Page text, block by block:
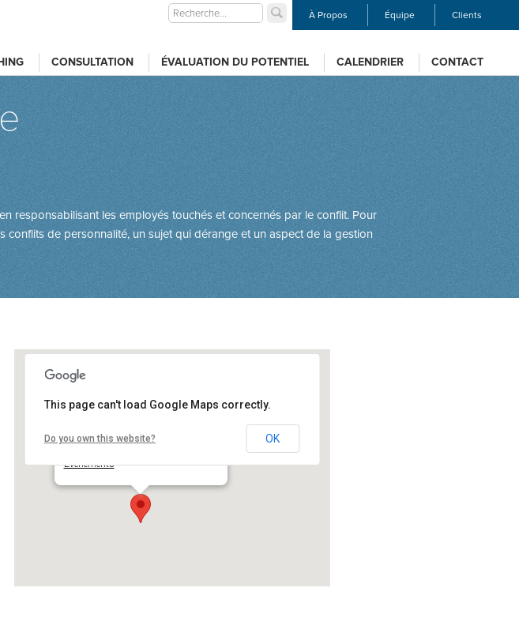
À Propos Équipe Clients
CONSULTATION ÉVALUATION DU POTENTIEL CALENDRIER CONTACT
responsabilisant les employés touchés et concernés par le conflit. Pour
de personnalité, un sujet qui dérange et un aspect de la gestion
COSE inc.
Événements
This page can't load Google Maps correctly.
Do you own this website? OK